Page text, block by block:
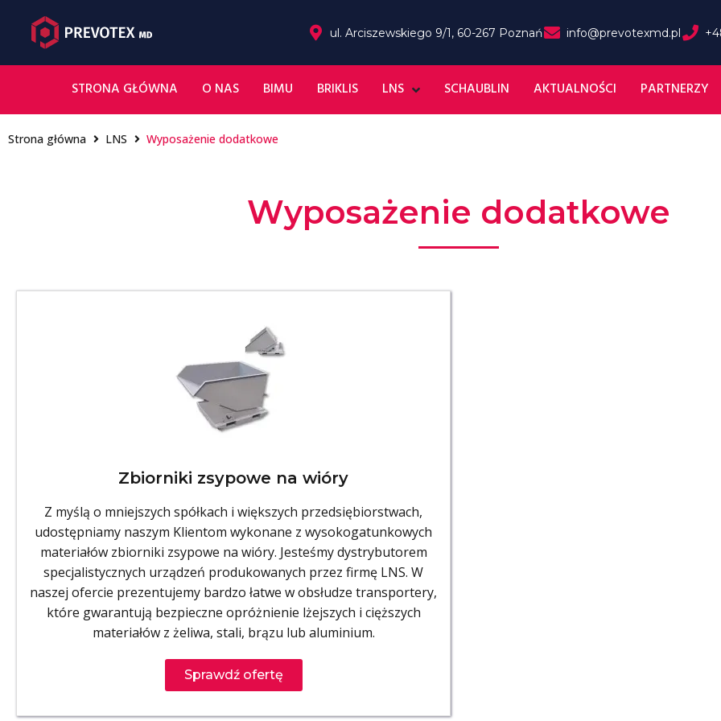
ul. Arciszewskiego 9/1, 60-267 Poznań info@prevotexmd.pl
STRONA GŁÓWNA O NAS BIMU BRIKLIS LNS SCHAUBLIN AKTUALNOŚCI PARTNERZY
Strona główna LNS Wyposażenie dodatkowe
Wyposażenie dodatkowe
Zbiorniki zsypowe na wióry
Z myślą o mniejszych spółkach i większych przedsiębiorstwach,
udostępniamy naszym Klientom wykonane z wysokogatunkowych
materiałów zbiorniki zsypowe na wióry. Jesteśmy dystrybutorem
specjalistycznych urządzeń produkowanych przez firmę LNS. W
naszej ofercie prezentujemy bardzo łatwe w obsłudze transportery,
które gwarantują bezpieczne opróżnienie lżejszych i cięższych
materiałów z żeliwa, stali, brązu lub aluminium.
Sprawdź ofertę